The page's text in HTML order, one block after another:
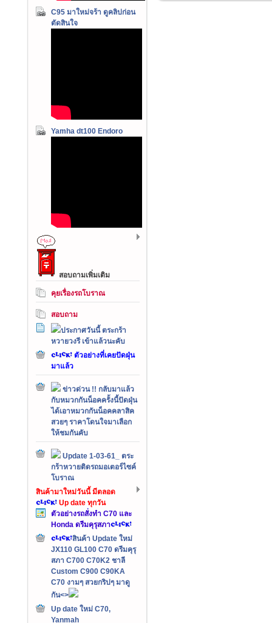
C95 มาใหม่จร้า ดูคลิปก่อน
ตัดสินใจ
Yamha dt100 Endoro
สอบถามเพิ่มเติม
คุยเรื่องรถโบราณ
สอบถาม
ประกาศวันนี้ ตระกร้า
หวายวงรี เข้าแล้วนะคับ
ตัวอย่างที่เคยปัดฝุ่น
มาแล้ว
ข่าวด่วน !! กลับมาแล้ว
กับหมวกกันน็อคครั้งนี้ปัดฝุ่น
ได้เอาหมวกกันน็อคคลาสิค
สวยๆ ราคาโดนใจมาเลือก
ให้ชมกันคับ
Update 1-03-61_ ตระ
กร้าหวายติดรถมอเตอร์ไซค์
โบราณ
สินค้ามาใหม่วันนี้ มีตลอด
Up date ทุกวัน
ตัวอย่างรถสั่งทำ C70 และ
Honda ดรีมคุรุสภา
สินค้า Update ใหม่
JX110 GL100 C70 ดรีมคุรุ
สภา C700 C70K2 ชาลี
Custom C900 C90KA
C70 งามๆ สวยกริปๆ มาดู
กัน<>
Up date ใหม่ C70,
Yanmah